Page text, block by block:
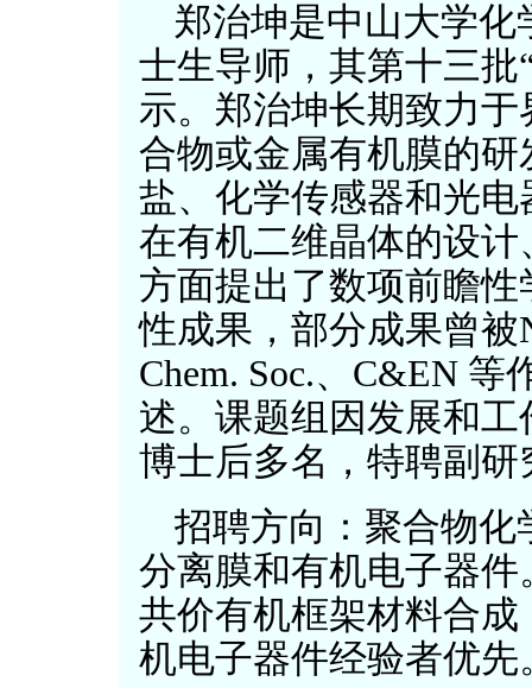
郑治坤是中山大学
士生导师，其第十三批
示。郑治坤长期致力
合物或金属有机膜的
盐、化学传感器和光
在有机二维晶体的设
方面提出了数项前瞻
性成果，部分成果曾被
Chem. Soc.、C&EN
述。课题组因发展和
博士后多名，特聘副
招聘方向：聚合物化
分离膜和有机电子器
共价有机框架材料合
机电子器件经验者优先